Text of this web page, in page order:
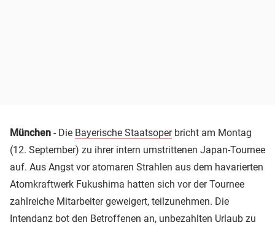
München - Die Bayerische Staatsoperbricht am Montag
(12. September) zu ihrer intern umstrittenen Japan-Tournee
auf. Aus Angst vor atomaren Strahlen aus dem havarierten
Atomkraftwerk Fukushima hatten sich vor der Tournee
zahlreiche Mitarbeiter geweigert, teilzunehmen. Die
Intendanz bot den Betroffenen an, unbezahlten Urlaub zu